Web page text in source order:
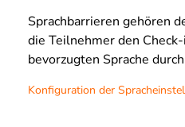
Sprachbarrieren gehören
die Teilnehmer den
bevorzugten Sprache
Konfiguration der